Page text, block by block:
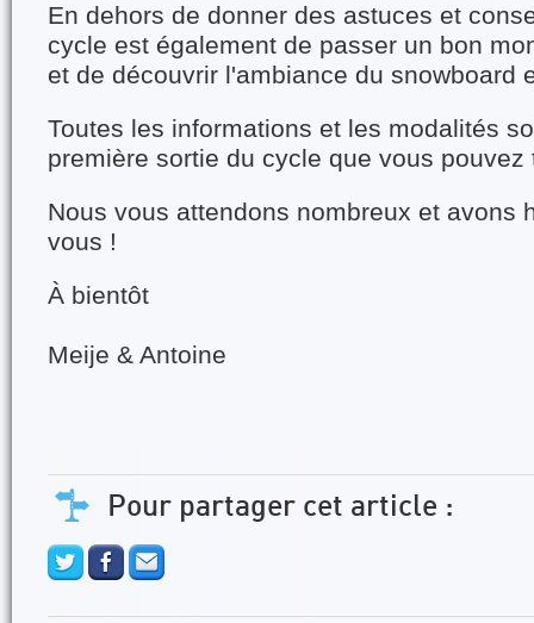
En dehors de donner des astuces et
cycle est également de passer un bon
et de découvrir l'ambiance du snowboard
Toutes les informations et les modalités
première sortie du cycle que vous
Nous vous attendons nombreux et avons
vous !
À bientôt
Meije & Antoine
Pour partager cet article :